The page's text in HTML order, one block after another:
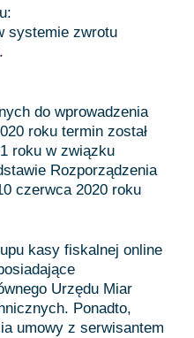
systemie zwrotu
do wprowadzenia
roku termin został
roku w związku
Rozporządzenia
czerwca 2020 roku
kasy fiskalnej online
Urzędu Miar
Ponadto,
umowy z serwisantem